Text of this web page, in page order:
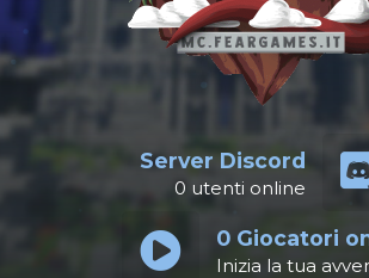
Server Discord
0 utenti online
0Giocatori
Inizia la tua